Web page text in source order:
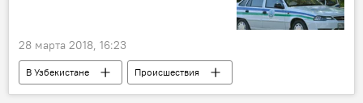
28 марта 2018, 16:23
В Узбекистане
Происшествия
Общество